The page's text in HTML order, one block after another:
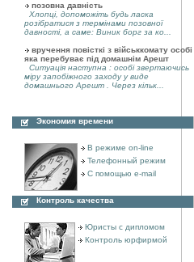
позовна давність
Хлопці, допоможіть будь ласка
розібратися з термінами позовної
давності, а саме: Виник борг за ко...
вручення повісткі з військкомату особі ,
яка перебуває під домашнім Арешт
Ситуація наступна : особі звертаючись
міру запобіжного заходу у виде
домашнього Арешт . Через кільк...
Экономия времени
В режиме on-line
Телефонный режим
С помощью e-mail
Контроль качества
Юристы с дипломом
Контроль юрфирмой